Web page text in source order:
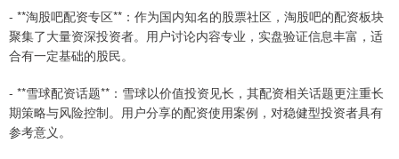
- **淘股吧配资专区**：作为国内知名的股票社区，淘股吧的配资板块
聚集了大量资深投资者。用户讨论内容专业，实盘验证信息丰富，适
合有一定基础的股民。
- **雪球配资话题**：雪球以价值投资见长，其配资相关话题更注重长
期策略与风险控制。用户分享的配资使用案例，对稳健型投资者具有
参考意义。